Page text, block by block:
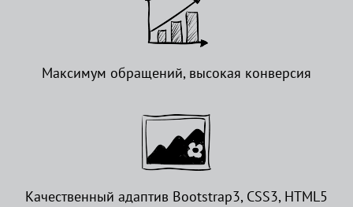
Максимум обращений, высокая конверсия
Качественный адаптив Bootstrap3, CSS3, HTML5